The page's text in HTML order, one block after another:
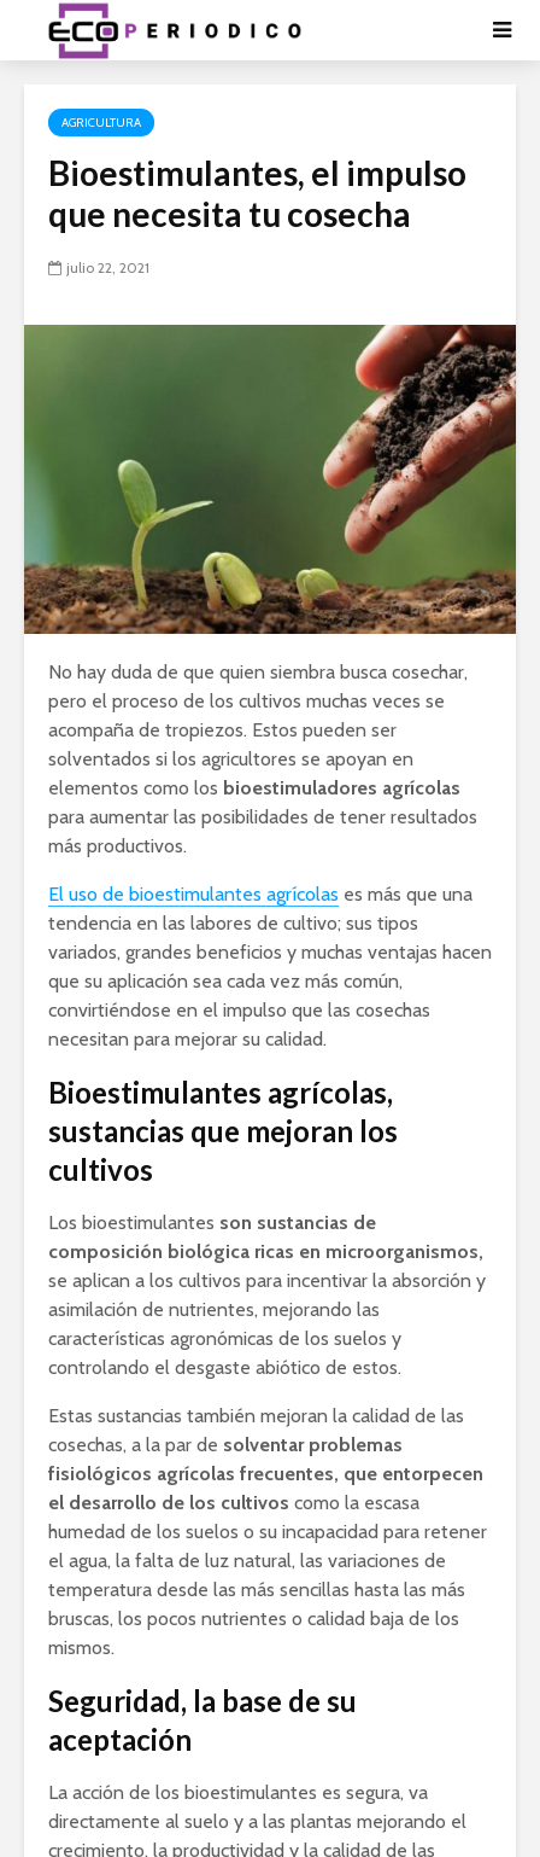
AGRICULTURA
Bioestimulantes, el impulso
que necesita tu cosecha
julio 22, 2021
No hay duda de que quien siembra busca cosechar,
pero el proceso de los cultivos muchas veces se
acompaña de tropiezos. Estos pueden ser
solventados si los agricultores se apoyan en
elementos como los bioestimuladores agrícolas
para aumentar las posibilidades de tener resultados
más productivos.
El uso de bioestimulantes agrícolas es más que una
tendencia en las labores de cultivo; sus tipos
variados, grandes beneficios y muchas ventajas hacen
que su aplicación sea cada vez más común,
convirtiéndose en el impulso que las cosechas
necesitan para mejorar su calidad.
Bioestimulantes agrícolas,
sustancias que mejoran los
cultivos
Los bioestimulantes son sustancias de
composición biológica ricas en microorganismos,
se aplican a los cultivos para incentivar la absorción y
asimilación de nutrientes, mejorando las
características agronómicas de los suelos y
controlando el desgaste abiótico de estos.
Estas sustancias también mejoran la calidad de las
cosechas, a la par de solventar problemas
fisiológicos agrícolas frecuentes, que entorpecen
el desarrollo de los cultivos como la escasa
humedad de los suelos o su incapacidad para retener
el agua, la falta de luz natural, las variaciones de
temperatura desde las más sencillas hasta las más
bruscas, los pocos nutrientes o calidad baja de los
mismos.
Seguridad, la base de su
aceptación
La acción de los bioestimulantes es segura, va
directamente al suelo y a las plantas mejorando el
crecimiento, la productividad y la calidad de las